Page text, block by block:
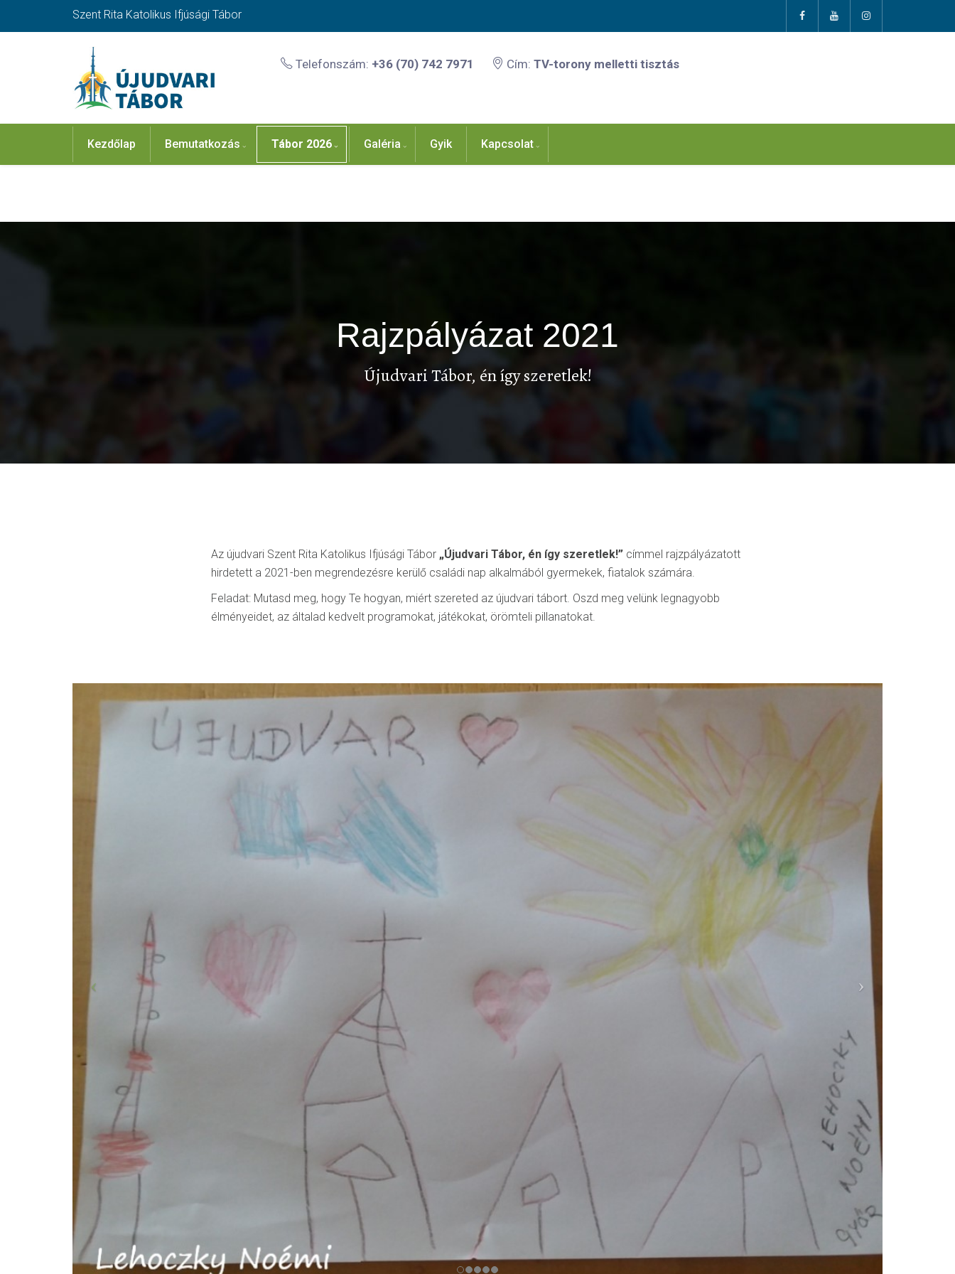
Szent Rita Katolikus Ifjúsági Tábor
Telefonszám: +36 (70) 742 7971 Cím: TV-torony melletti tisztás
Kezdőlap Bemutatkozás Tábor 2026 Galéria Gyik Kapcsolat
Rajzpályázat 2021
Újudvari Tábor, én így szeretlek!
Az újudvari Szent Rita Katolikus Ifjúsági Tábor „Újudvari Tábor, én így szeretlek!” címmel rajzpályázatott
hirdetett a 2021-ben megrendezésre kerülő családi nap alkalmából gyermekek, fiatalok számára.
Feladat: Mutasd meg, hogy Te hogyan, miért szereted az újudvari tábort. Oszd meg velünk legnagyobb
élményeidet, az általad kedvelt programokat, játékokat, örömteli pillanatokat.